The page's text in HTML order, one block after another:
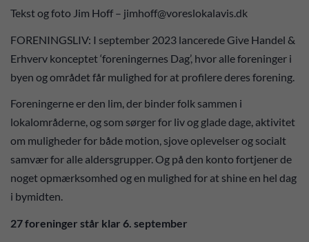
Tekst og foto Jim Hoff – jimhoff@voreslokalavis.dk
FORENINGSLIV: I september 2023 lancerede Give Handel &
Erhverv konceptet ‘foreningernes Dag’, hvor alle foreninger i
byen og området får mulighed for at profilere deres forening.
Foreningerne er den lim, der binder folk sammen i
lokalområderne, og som sørger for liv og glade dage, aktivitet
om muligheder for både motion, sjove oplevelser og socialt
samvær for alle aldersgrupper. Og på den konto fortjener de
noget opmærksomhed og en mulighed for at shine en hel dag
i bymidten.
27 foreninger står klar 6. september